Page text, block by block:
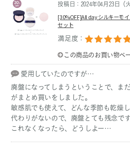
投稿日：2024年04月23日（火
[30%OFF]All day シルキーモ
セット
満足度：
この商品のお買い物ペ
愛用していたのですが…
廃盤になってしまうということで、ま
がまとめ買いをしました。
敏感肌でも使えて、どんな季節も乾燥
代わりがないので、廃盤とても残念です
これなくなったら、どうしよー…